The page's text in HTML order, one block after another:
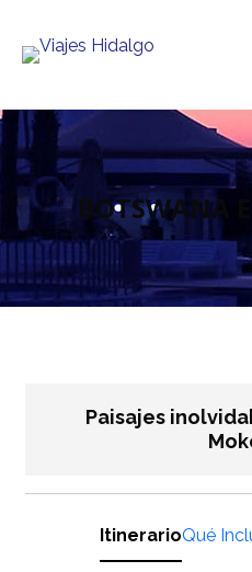
BOTSWANA
Paisajes
ItinerarioQué